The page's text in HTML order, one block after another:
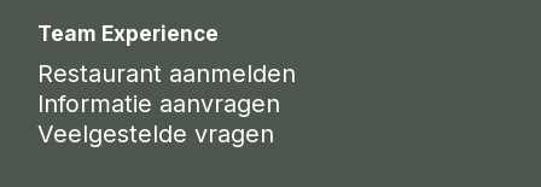
Team Experience
Restaurant aanmelden
Informatie aanvragen
Veelgestelde vragen